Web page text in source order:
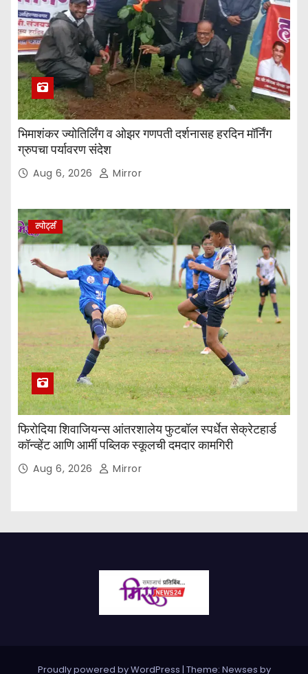
भिमाशंकर ज्योतिर्लिंग व ओझर गणपती दर्शनासह हरदिन मॉर्निंग
ग्रुपचा पर्यावरण संदेश
Aug 6, 2026 Mirror
स्पोर्ट्स
फिरोदिया शिवाजियन्स आंतरशालेय फुटबॉल स्पर्धेत सेक्रेटहार्ड
कॉन्व्हेंट आणि आर्मी पब्लिक स्कूलची दमदार कामगिरी
Aug 6, 2026 Mirror
Proudly powered by WordPress | Theme: Newses by